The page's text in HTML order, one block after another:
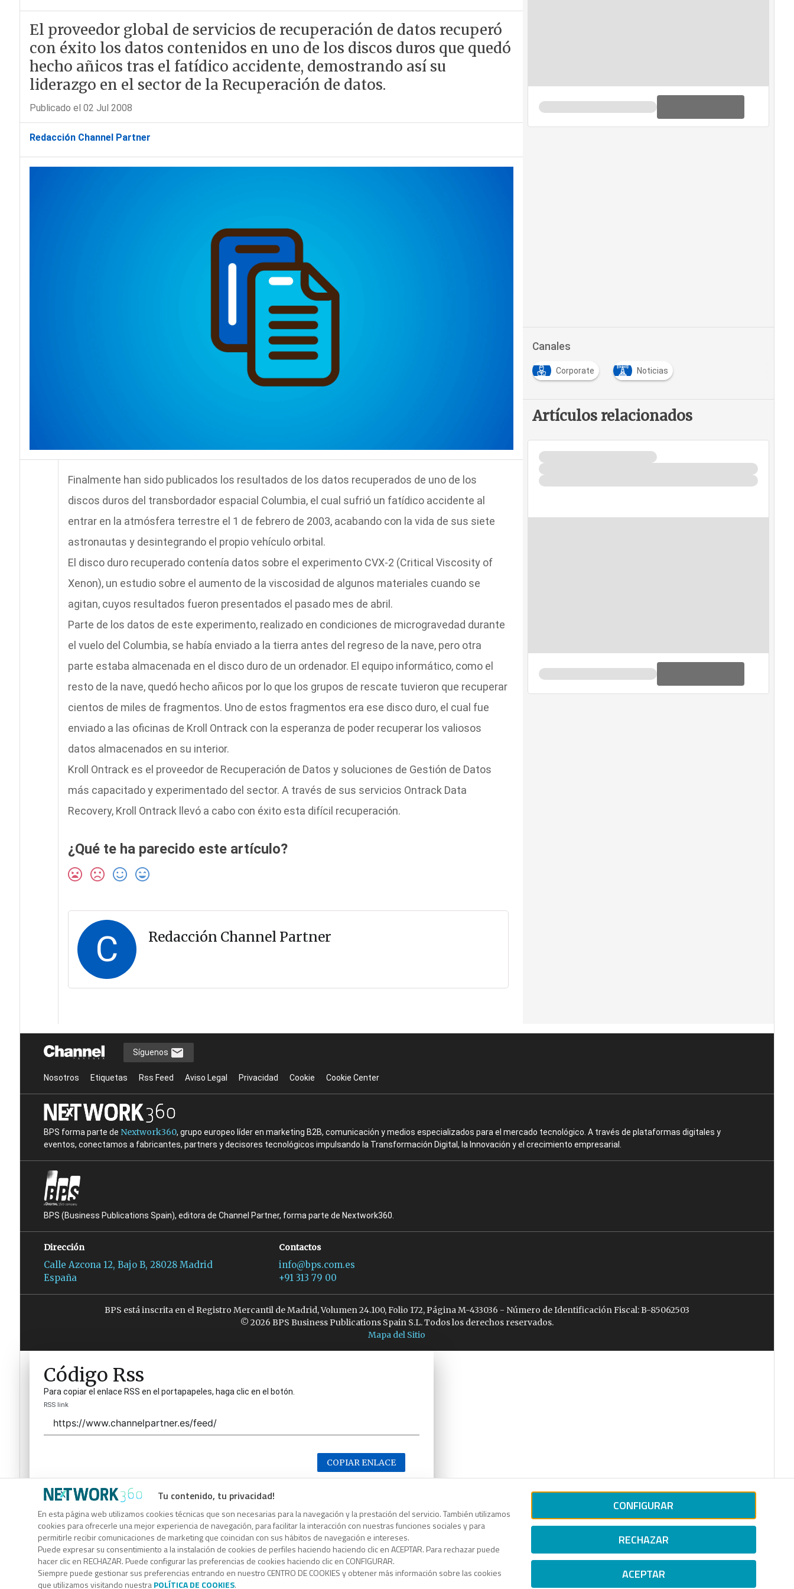
El proveedor global de servicios de recuperación de datos recuperó
con éxito los datos contenidos en uno de los discos duros que quedó
hecho añicos tras el fatídico accidente, demostrando así su
liderazgo en el sector de la Recuperación de datos.
Publicado el 02 Jul 2008
Redacción Channel Partner
Finalmente han sido publicados los resultados de los datos recuperados de uno de los
discos duros del transbordador espacial Columbia, el cual sufrió un fatídico accidente al
entrar en la atmósfera terrestre el 1 de febrero de 2003, acabando con la vida de sus siete
astronautas y desintegrando el propio vehículo orbital.
El disco duro recuperado contenía datos sobre el experimento CVX-2 (Critical Viscosity of
Xenon), un estudio sobre el aumento de la viscosidad de algunos materiales cuando se
agitan, cuyos resultados fueron presentados el pasado mes de abril.
Parte de los datos de este experimento, realizado en condiciones de microgravedad durante
el vuelo del Columbia, se había enviado a la tierra antes del regreso de la nave, pero otra
parte estaba almacenada en el disco duro de un ordenador. El equipo informático, como el
resto de la nave, quedó hecho añicos por lo que los grupos de rescate tuvieron que recuperar
cientos de miles de fragmentos. Uno de estos fragmentos era ese disco duro, el cual fue
enviado a las oficinas de Kroll Ontrack con la esperanza de poder recuperar los valiosos
datos almacenados en su interior.
Kroll Ontrack es el proveedor de Recuperación de Datos y soluciones de Gestión de Datos
más capacitado y experimentado del sector. A través de sus servicios Ontrack Data
Recovery, Kroll Ontrack llevó a cabo con éxito esta difícil recuperación.
¿Qué te ha parecido este artículo?
C Redacción Channel Partner
Canales
Corporate Noticias
Artículos relacionados
Tu contenido, tu privacidad!
En esta página web utilizamos cookies técnicas que son necesarias para la navegación y la prestación del servicio. También utilizamos
cookies para ofrecerle una mejor experiencia de navegación, para facilitar la interacción con nuestras funciones sociales y para
permitirle recibir comunicaciones de marketing que coincidan con sus hábitos de navegación e intereses.
Puede expresar su consentimiento a la instalación de cookies de perfiles haciendo haciendo clic en ACEPTAR. Para rechazar puede
hacer clic en RECHAZAR. Puede configurar las preferencias de cookies haciendo clic en CONFIGURAR.
Siempre puede gestionar sus preferencias entrando en nuestro CENTRO DE COOKIES y obtener más información sobre las cookies
que utilizamos visitando nuestraPOLÍTICA DE COOKIES.
CONFIGURAR
RECHAZAR
ACEPTAR
Síguenos
Nosotros Etiquetas Rss Feed Aviso Legal Privacidad Cookie Cookie Center
BPS forma parte de Nextwork360, grupo europeo líder en marketing B2B, comunicación y medios especializados para el mercado tecnológico. A través de plataformas digitales y
eventos, conectamos a fabricantes, partners y decisores tecnológicos impulsando la Transformación Digital, la Innovación y el crecimiento empresarial.
BPS (Business Publications Spain), editora de Channel Partner, forma parte de Nextwork360.
Dirección
Calle Azcona 12, Bajo B, 28028 Madrid
España
Contactos
info@bps.com.es
+91 313 79 00
BPS está inscrita en el Registro Mercantil de Madrid, Volumen 24.100, Folio 172, Página M-433036 - Número de Identificación Fiscal: B-85062503
© 2026 BPS Business Publications Spain S.L. Todos los derechos reservados.
Mapa del Sitio
Código Rss
Para copiar el enlace RSS en el portapapeles, haga clic en el botón.
RSS link
COPIAR ENLACE
Código Rss
Para copiar el enlace RSS en el portapapeles, haga clic en el botón.